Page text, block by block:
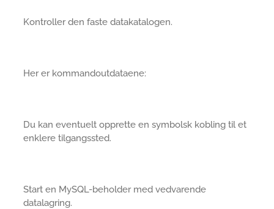
Kontroller den faste datakatalogen.
Her er kommandoutdataene:
Du kan eventuelt opprette en symbolsk kobling til et
enklere tilgangssted.
Start en MySQL-beholder med vedvarende
datalagring.